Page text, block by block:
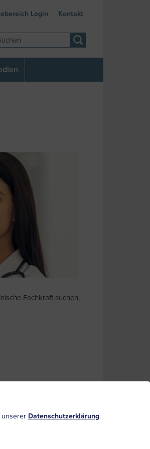
Login Kontakt
Fachkraft suchen,
unserer Datenschutzerklärung.